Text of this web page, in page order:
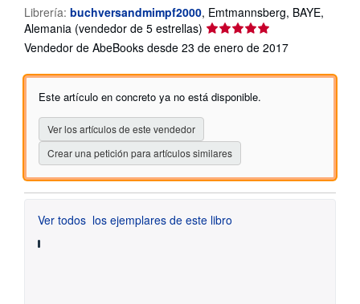
Librería: buchversandmimpf2000, Emtmannsberg, BAYE,
Alemania (vendedor de 5 estrellas) Calificación
del
5
de
Vendedor de AbeBooks desde 23 de enero de 2017
Este artículo en concreto ya no está disponible.
Ver los artículos de este vendedor
Crear una petición para artículos similares
Ver todos los ejemplares de este libro